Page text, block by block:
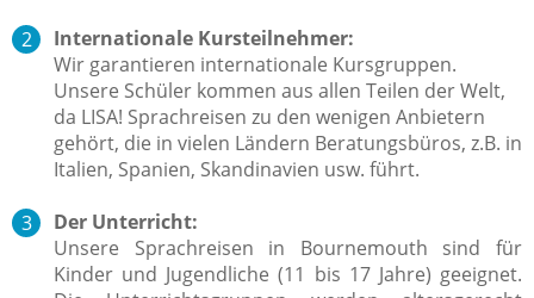
Internationale Kursteilnehmer:
Wir garantieren internationale Kursgruppen.
Unsere Schüler kommen aus allen Teilen der Welt,
da LISA! Sprachreisen zu den wenigen Anbietern
gehört, die in vielen Ländern Beratungsbüros, z.B. in
Italien, Spanien, Skandinavien usw. führt.
Der Unterricht:
Unsere Sprachreisen in Bournemouth sind für
Kinder und Jugendliche (11 bis 17 Jahre) geeignet.